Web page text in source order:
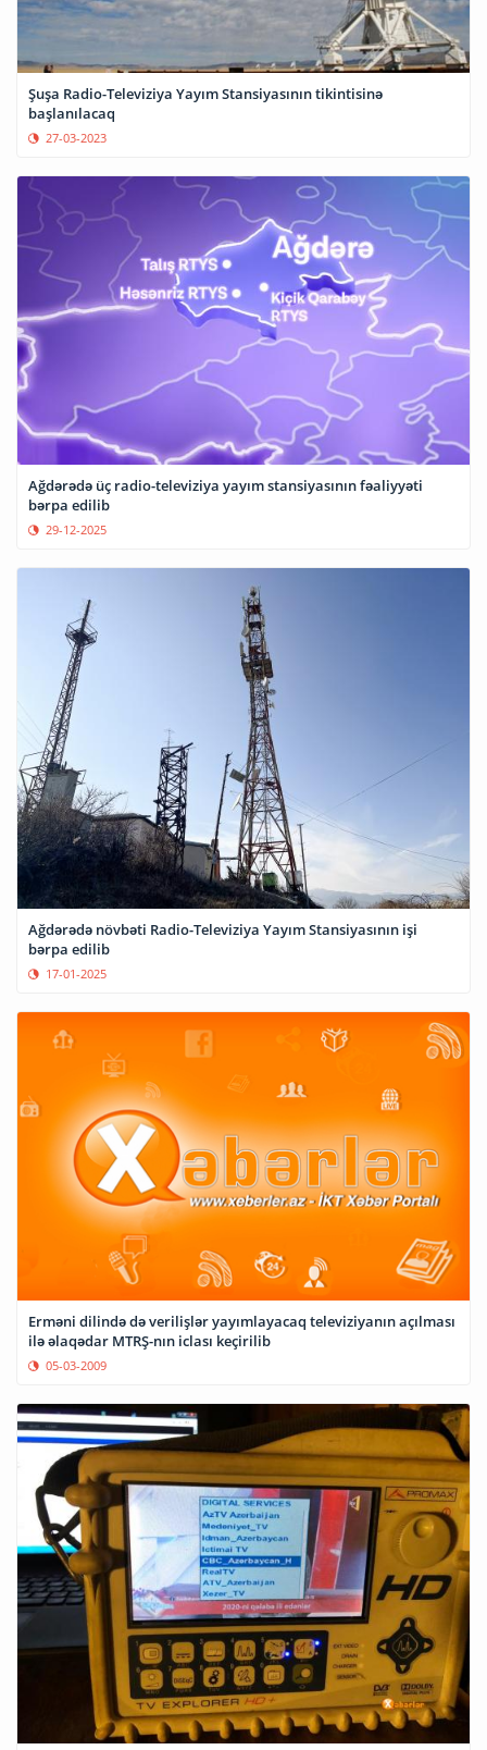
Şuşa Radio-Televiziya Yayım Stansiyasının tikintisinə
başlanılacaq
27-03-2023
Ağdərədə üç radio-televiziya yayım stansiyasının fəaliyyəti
bərpa edilib
29-12-2025
Ağdərədə növbəti Radio-Televiziya Yayım Stansiyasının işi
bərpa edilib
17-01-2025
Erməni dilində də verilişlər yayımlayacaq televiziyanın açılması
ilə əlaqədar MTRŞ-nın iclası keçirilib
05-03-2009